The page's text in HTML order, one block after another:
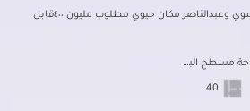
محل ٤٠م شارع طلحه بين العيسوي وعبدالناصر مكان حيوي مطلوب مليون ٤٠٠قابل
مساحة مسطح البناء